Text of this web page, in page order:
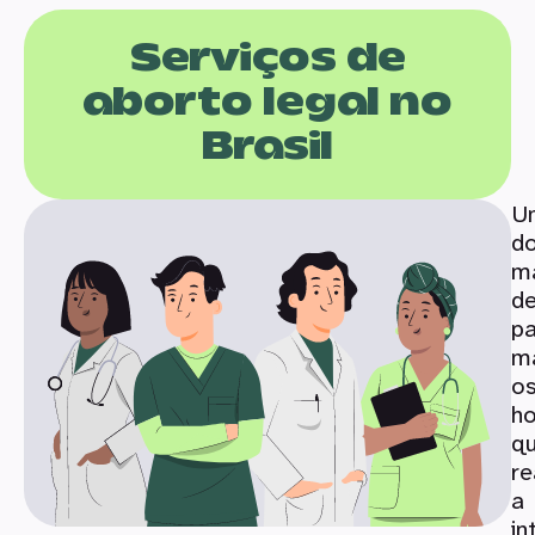
Serviços de
aborto legal no
Brasil
a